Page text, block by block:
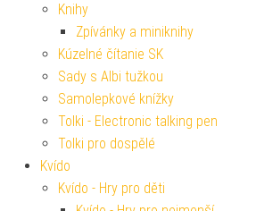
Knihy
Zpívánky a miniknihy
Kúzelné čítanie SK
Sady s Albi tužkou
Samolepkové knížky
Tolki - Electronic talking pen
Tolki pro dospělé
Kvído
Kvído - Hry pro děti